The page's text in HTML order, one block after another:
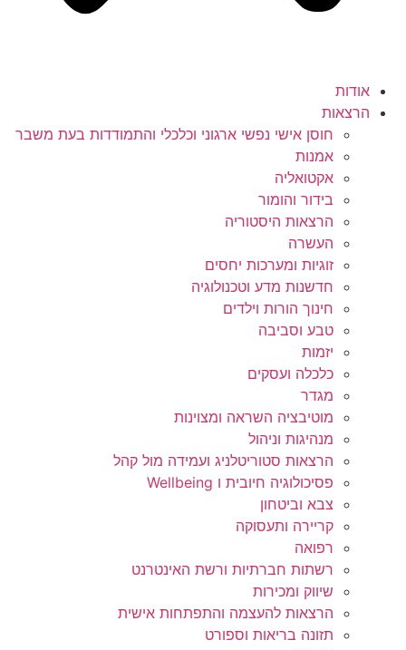
אודות
הרצאות
חוסן אישי נפשי ארגוני וכלכלי והתמודדות בעת משבר
אמנות
אקטואליה
בידור והומור
הרצאות היסטוריה
העשרה
זוגיות ומערכות יחסים
חדשנות מדע וטכנולוגיה
חינוך הורות וילדים
טבע וסביבה
יזמות
כלכלה ועסקים
מגדר
מוטיבציה השראה ומצוינות
מנהיגות וניהול
הרצאות סטוריטלניג ועמידה מול קהל
פסיכולוגיה חיובית ו Wellbeing
צבא וביטחון
קריירה ותעסוקה
רפואה
רשתות חברתיות ורשת האינטרנט
שיווק ומכירות
הרצאות להעצמה והתפתחות אישית
תזונה בריאות וספורט